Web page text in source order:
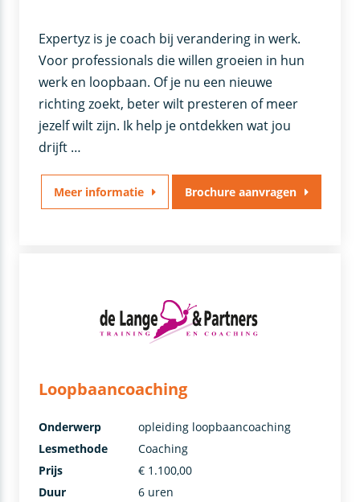
Expertyz is je coach bij verandering in werk.
Voor professionals die willen groeien in hun
werk en loopbaan. Of je nu een nieuwe
richting zoekt, beter wilt presteren of meer
jezelf wilt zijn. Ik help je ontdekken wat jou
drijft …
Meer informatie Brochure aanvragen
Loopbaancoaching
Onderwerp
opleiding loopbaancoaching
Lesmethode
Coaching
Prijs
€ 1.100,00
Duur
6 uren